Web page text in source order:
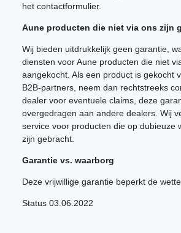
het contactformulier.
Aune producten die niet via ons zijn
Wij bieden uitdrukkelijk geen garantie,
diensten voor Aune producten die niet
aangekocht. Als een product is gekocht
B2B-partners, neem dan rechtstreeks
dealer voor eventuele claims, deze
overgedragen aan andere dealers. Wij
service voor producten die op dubieuze
zijn gebracht.
Garantie vs. waarborg
Deze vrijwillige garantie beperkt de
Status 03.06.2022